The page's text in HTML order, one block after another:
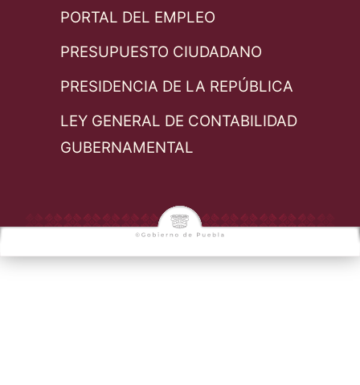
PORTAL DEL EMPLEO
PRESUPUESTO CIUDADANO
PRESIDENCIA DE LA REPÚBLICA
LEY GENERAL DE CONTABILIDAD
GUBERNAMENTAL